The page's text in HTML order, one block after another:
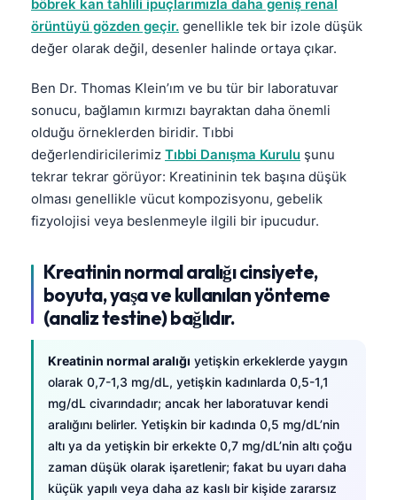
böbrek kan tahlili ipuçlarımızla daha geniş renal
örüntüyü gözden geçir. genellikle tek bir izole düşük
değer olarak değil, desenler halinde ortaya çıkar.
Ben Dr. Thomas Klein’ım ve bu tür bir laboratuvar
sonucu, bağlamın kırmızı bayraktan daha önemli
olduğu örneklerden biridir. Tıbbi
değerlendiricilerimiz Tıbbi Danışma Kurulu şunu
tekrar tekrar görüyor: Kreatininin tek başına düşük
olması genellikle vücut kompozisyonu, gebelik
fizyolojisi veya beslenmeyle ilgili bir ipucudur.
Kreatinin normal aralığı cinsiyete,
boyuta, yaşa ve kullanılan yönteme
(analiz testine) bağlıdır.
Kreatinin normal aralığı yetişkin erkeklerde yaygın
olarak 0,7-1,3 mg/dL, yetişkin kadınlarda 0,5-1,1
mg/dL civarındadır; ancak her laboratuvar kendi
aralığını belirler. Yetişkin bir kadında 0,5 mg/dL’nin
altı ya da yetişkin bir erkekte 0,7 mg/dL’nin altı çoğu
zaman düşük olarak işaretlenir; fakat bu uyarı daha
küçük yapılı veya daha az kaslı bir kişide zararsız